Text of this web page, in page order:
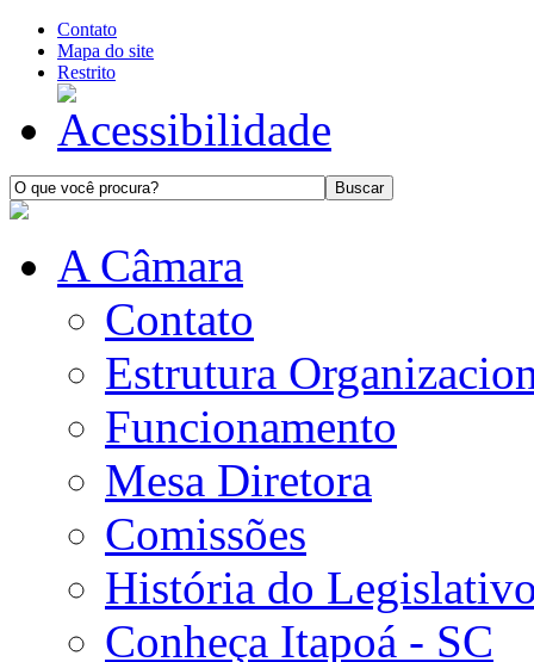
Contato
Mapa do site
Restrito
A Câmara
Contato
Estrutura
Funcionamento
Mesa Diretora
Comissões
História do
Conheça Itapoá - SC